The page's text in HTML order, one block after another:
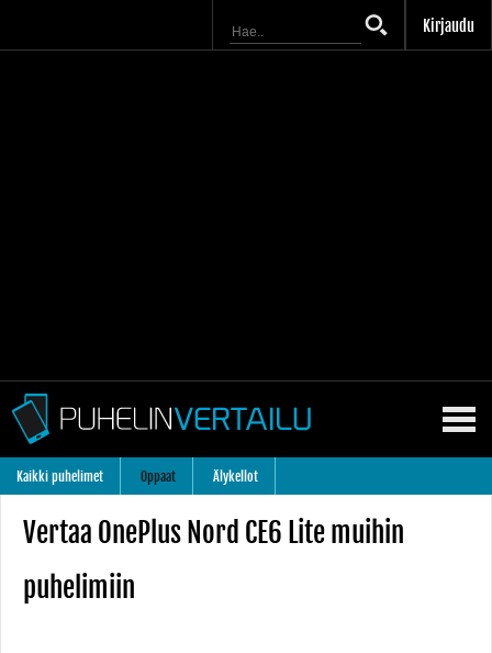
Kirjaudu
Kaikki puhelimet Oppaat Älykellot
Vertaa OnePlus Nord CE6 Lite muihin
puhelimiin